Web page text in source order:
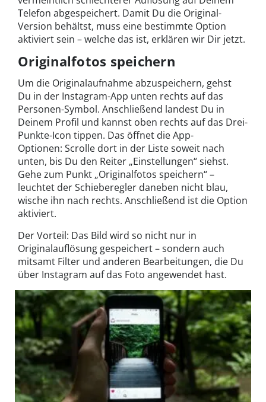
Telefon abgespeichert. Damit Du die Original-
Version behältst, muss eine bestimmte Option
aktiviert sein – welche das ist, erklären wir Dir jetzt.
Originalfotos speichern
Um die Originalaufnahme abzuspeichern, gehst
Du in der Instagram-App unten rechts auf das
Personen-Symbol. Anschließend landest Du in
Deinem Profil und kannst oben rechts auf das Drei-
Punkte-Icon tippen. Das öffnet die App-
Optionen: Scrolle dort in der Liste soweit nach
unten, bis Du den Reiter „Einstellungen“ siehst.
Gehe zum Punkt „Originalfotos speichern“ –
leuchtet der Schieberegler daneben nicht blau,
wische ihn nach rechts. Anschließend ist die Option
aktiviert.
Der Vorteil: Das Bild wird so nicht nur in
Originalauflösung gespeichert – sondern auch
mitsamt Filter und anderen Bearbeitungen, die Du
über Instagram auf das Foto angewendet hast.